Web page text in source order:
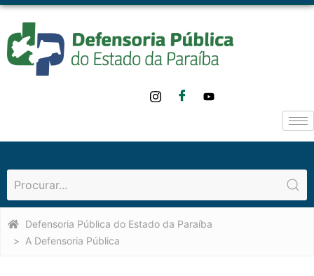
Defensoria Pública do Estado da Paraíba
A Defensoria Pública